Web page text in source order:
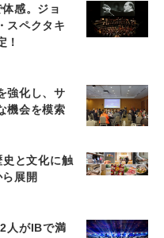
感。ジョ
スペクタキ
！
強化し、サ
機会を模索
と文化に触
展開
人がIBで満